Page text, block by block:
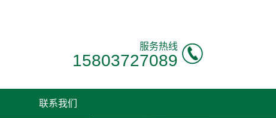
服务热线
15803727089
联系我们